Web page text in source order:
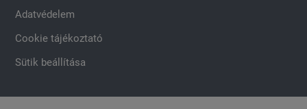
Adatvédelem
Cookie tájékoztató
Sütik beállítása